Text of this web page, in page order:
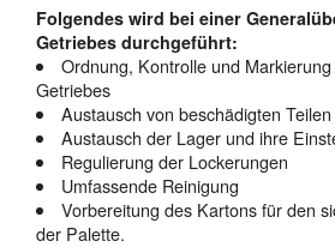
Folgendes wird bei einer
Getriebes durchgeführt:
Ordnung, Kontrolle und
Getriebes
Austausch von beschädigten Teilen
Austausch der Lager und ihre
Regulierung der Lockerungen
Umfassende Reinigung
Vorbereitung des Kartons für den
der Palette.